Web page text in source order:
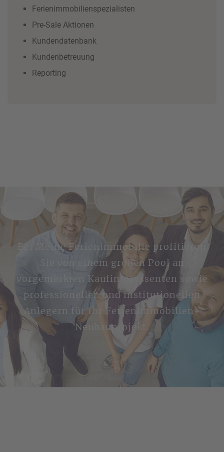
Ferienimmobilienspezialisten
Pre-Sale Aktionen
Kundendatenbank
Kundenbetreuung
Reporting
Bei Meine Ferienimmobilie profitieren
Sie von einem großen Pool an
vorgemerkten Kaufinteressenten sowie
professionellen und institutionellen
Anlegern für Ihr Ferienimmobilien-
Neubauprojekt.